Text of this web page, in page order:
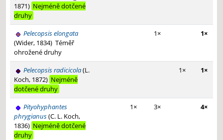
1871) Nejméně dotčené
druhy
Pelecopsis elongata
(Wider, 1834) Téměř
ohrožené druhy
1× 1×
Pelecopsis radicicola(L.
Koch, 1872) Nejméně
dotčené druhy
1× 1×
Pityohyphantes
phrygianus(C. L. Koch,
1836) Nejméně dotčené
druhy
1× 3× 4×